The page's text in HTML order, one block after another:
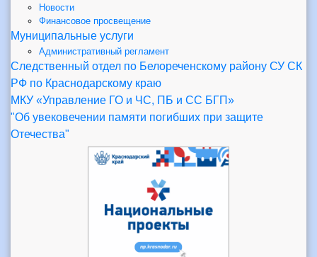
Новости
Финансовое просвещение
Муниципальные услуги
Административный регламент
Следственный отдел по Белореченскому району СУ СК
РФ по Краснодарскому краю
МКУ «Управление ГО и ЧС, ПБ и СС БГП»
"Об увековечении памяти погибших при защите
Отечества"